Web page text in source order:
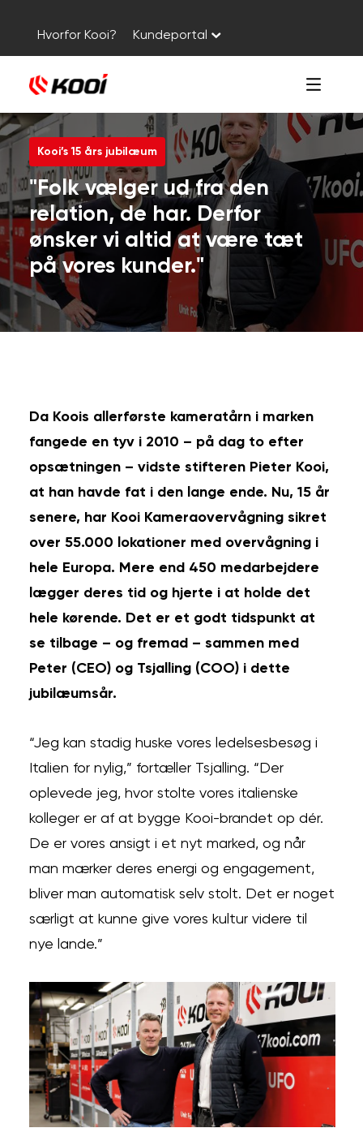
Hvorfor Kooi? Kundeportal
Kooi’s 15 års jubilæum
"Folk vælger ud fra den
relation, de har. Derfor
ønsker vi altid at være tæt
på vores kunder."
Da Koois allerførste kameratårn i marken
fangede en tyv i 2010 – på dag to efter
opsætningen – vidste stifteren Pieter Kooi,
at han havde fat i den lange ende. Nu, 15 år
senere, har Kooi Kameraovervågning sikret
over 55.000 lokationer med overvågning i
hele Europa. Mere end 450 medarbejdere
lægger deres tid og hjerte i at holde det
hele kørende. Det er et godt tidspunkt at
se tilbage – og fremad – sammen med
Peter (CEO) og Tsjalling (COO) i dette
jubilæumsår.
“Jeg kan stadig huske vores ledelsesbesøg i
Italien for nylig,” fortæller Tsjalling. “Der
oplevede jeg, hvor stolte vores italienske
kolleger er af at bygge Kooi-brandet op dér.
De er vores ansigt i et nyt marked, og når
man mærker deres energi og engagement,
bliver man automatisk selv stolt. Det er noget
særligt at kunne give vores kultur videre til
nye lande.”